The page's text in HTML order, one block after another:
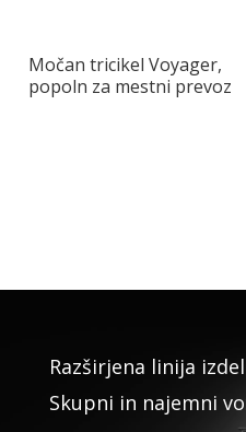
Močan tricikel Voyager,
popoln za mestni prevoz
Razširjena linija
Skupni in najemni